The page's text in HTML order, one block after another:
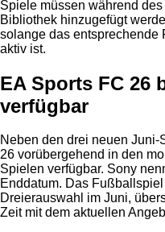
Spiele müssen während
Bibliothek hinzugefügt
solange das entsprechende
aktiv ist.
EA Sports FC 26
verfügbar
Neben den drei neuen
26 vorübergehend in den
Spielen verfügbar. Sony
Enddatum. Das
Dreierauswahl im Juni,
Zeit mit dem aktuellen